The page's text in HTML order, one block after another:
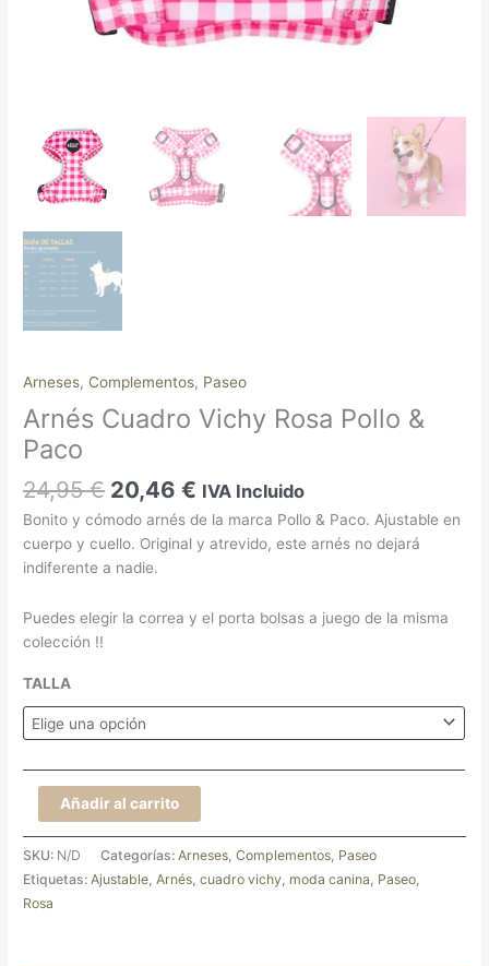
Arneses, Complementos, Paseo
Arnés Cuadro Vichy Rosa Pollo &
Paco
24,95€ 20,46€ IVA Incluido
Bonito y cómodo arnés de la marca Pollo & Paco. Ajustable en
cuerpo y cuello. Original y atrevido, este arnés no dejará
indiferente a nadie.
Puedes elegir la correa y el porta bolsas a juego de la misma
colección !!
TALLA
Añadir al carrito
SKU: N/D Categorías:Arneses,Complementos, Paseo
Etiquetas:Ajustable,Arnés,cuadro vichy, moda canina, Paseo,
Rosa